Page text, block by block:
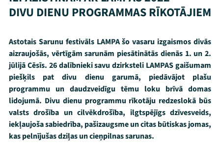
DIVU DIENU PROGRAMMAS RĪKOTĀJIEM
Astotais Sarunu festivāls LAMPA šo vasaru izgaismos divās
aizraujošās, vērtīgām sarunām piesātinātās dienās 1. un 2.
jūlijā Cēsīs. 26 dalībnieki savu dzirksteli LAMPAS gaišumam
piešķils pat divu dienu garumā, piedāvājot plašu
programmu un daudzveidīgu tēmu loku brīvā domas
lidojumā. Divu dienu programmu rīkotāju redzeslokā būs
valsts drošība un cilvēkdrošība, ilgtspējīgs dzīvesveids,
iekļaujoša sabiedrība, pašizaugsme un citas būtiskas jomas,
kas pelnījušas dziļas un cieņpilnas sarunas.